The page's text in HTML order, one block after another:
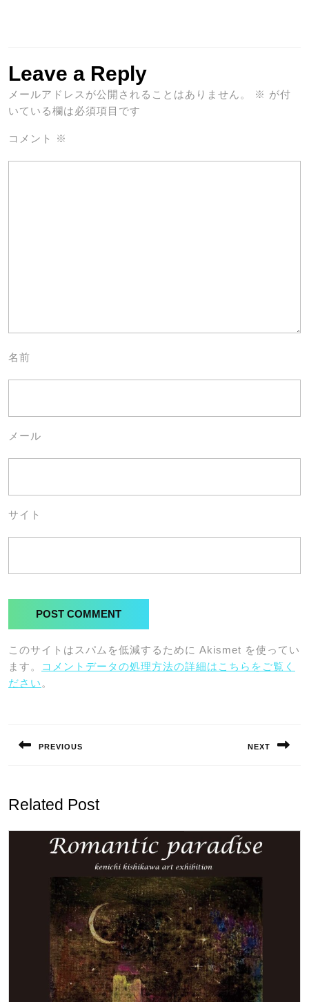
Leave a Reply
メールアドレスが公開されることはありません。 ※ が付
いている欄は必須項目です
コメント ※
名前
メール
サイト
このサイトはスパムを低減するために Akismet を使ってい
ます。
コメントデータの処理方法の詳細はこちらをご覧く
ださい 。
ナ
ゲ
ー
シ
PREVIOUS NEXT
Related Post